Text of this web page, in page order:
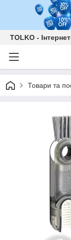
TOLKO -
Товари та